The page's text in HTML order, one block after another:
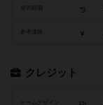
参考価格
クレジット
ゲームデザイン